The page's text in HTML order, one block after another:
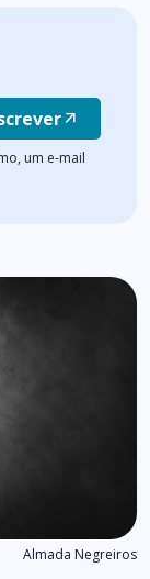
arrow_outward
um e-mail
Almada Negreiros